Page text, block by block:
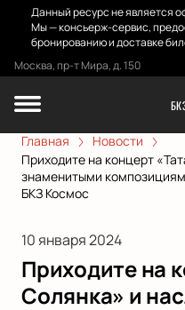
Данный ресурс не является
Мы — консьерж-сервис,
бронированию и доставке
Москва, пр-т Мира, д. 150
Главная
Новости
Приходите на концерт
знаменитыми
БКЗ Космос
10 января 2024
Приходите на
Солянка» и